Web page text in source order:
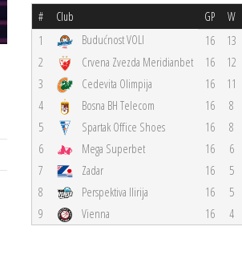
# Club GP W
1 Budućnost VOLI 16 13
2
Crvena Zvezda Meridianbet 16 12
3
Cedevita Olimpija 16 11
4
Bosna BH Telecom 16 8
5
Spartak Office Shoes 16 8
6
Mega Superbet 16 6
7
Zadar 16 5
8
Perspektiva Ilirija 16 5
9
Vienna 16 4